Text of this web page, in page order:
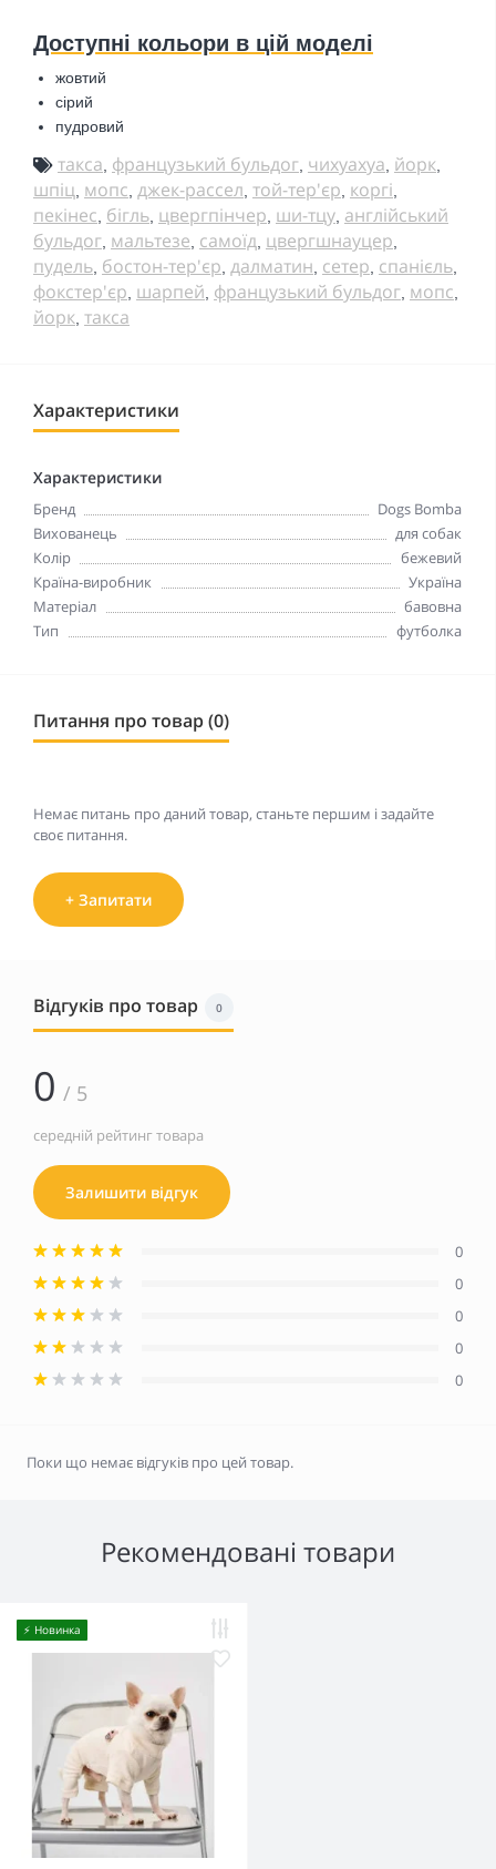
Доступні кольори в цій моделі
жовтий
сірий
пудровий
такса французький бульдог чихуахуа йорк
шпіц мопс джек-рассел той-тер'єр коргі
пекінес бігль цвергпінчер ши-тцу англійський
бульдог мальтезе самоїд цвергшнауцер
пудель бостон-тер'єр далматин сетер спанієль
фокстер'єр шарпей французький бульдог мопс
йорк такса
Характеристики
Характеристики
Бренд
Dogs Bomba
Вихованець
для собак
Колір
бежевий
Країна-виробник
Україна
Матеріал
бавовна
Тип
футболка
Питання про товар (0)
Немає питань про даний товар, станьте першим і задайте
своє питання.
+ Запитати
Відгуків про товар 0
0 / 5
середній рейтинг товара
Залишити відгук
0
0
0
0
0
Поки що немає відгуків про цей товар.
Рекомендовані товари
⚡️ Новинка